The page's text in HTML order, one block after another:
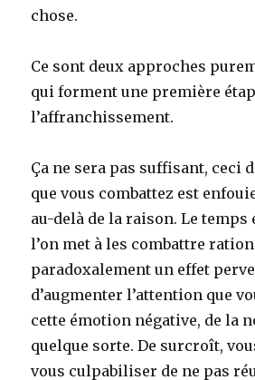
chose.
Ce sont deux approches
qui forment une première
l’affranchissement.
Ça ne sera pas suffisant, ceci
que vous combattez est
au-delà de la raison. Le temps
l’on met à les combattre
paradoxalement un effet
d’augmenter l’attention que
cette émotion négative, de la
quelque sorte. De surcroît,
vous culpabiliser de ne pas